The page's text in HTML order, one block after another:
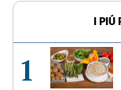
I PIÚ
1